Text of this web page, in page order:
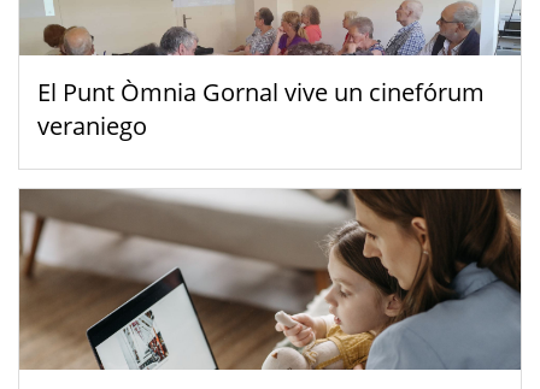
El Punt Òmnia Gornal vive un cinefórum
veraniego